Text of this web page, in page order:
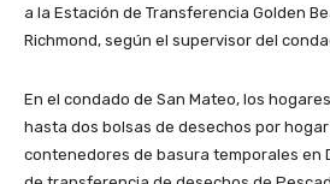
a la Estación de Transferencia Golden
Richmond, según el supervisor del
En el condado de San Mateo, los
hasta dos bolsas de desechos por
contenedores de basura temporales en